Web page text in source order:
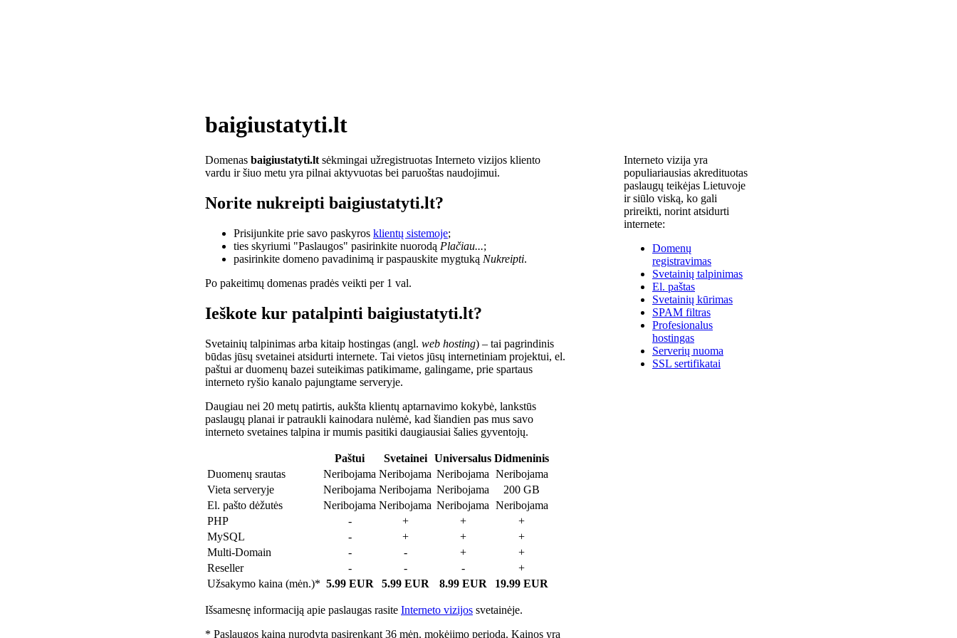
baigiustatyti.lt
Domenas baigiustatyti.lt sėkmingai užregistruotas Interneto vizijos kliento
vardu ir šiuo metu yra pilnai aktyvuotas bei paruoštas naudojimui.
Norite nukreipti baigiustatyti.lt?
Prisijunkite prie savo paskyros klientų sistemoje;
ties skyriumi "Paslaugos" pasirinkite nuorodą Plačiau...;
pasirinkite domeno pavadinimą ir paspauskite mygtuką Nukreipti.
Po pakeitimų domenas pradės veikti per 1 val.
Ieškote kur patalpinti baigiustatyti.lt?
Svetainių talpinimas arba kitaip hostingas (angl. web hosting) – tai pagrindinis
būdas jūsų svetainei atsidurti internete. Tai vietos jūsų internetiniam projektui, el.
paštui ar duomenų bazei suteikimas patikimame, galingame, prie spartaus
interneto ryšio kanalo pajungtame serveryje.
Daugiau nei 20 metų patirtis, aukšta klientų aptarnavimo kokybė, lankstūs
paslaugų planai ir patraukli kainodara nulėmė, kad šiandien pas mus savo
interneto svetaines talpina ir mumis pasitiki daugiausiai šalies gyventojų.
Paštui Svetainei Universalus Didmeninis
Duomenų srautas
Neribojama Neribojama Neribojama Neribojama
Vieta serveryje
Neribojama Neribojama Neribojama
200 GB
El. pašto dėžutės
Neribojama Neribojama Neribojama Neribojama
PHP
- + +
+
MySQL
- + +
+
Multi-Domain
- - +
+
Reseller
- - -
+
Užsakymo kaina (mėn.)* 5.99 EUR 5.99 EUR 8.99 EUR 19.99 EUR
Išsamesnę informaciją apie paslaugas rasite Interneto vizijos svetainėje.
* Paslaugos kaina nurodyta pasirenkant 36 mėn. mokėjimo periodą. Kainos yra
Interneto vizija yra
populiariausias akredituotas
paslaugų teikėjas Lietuvoje
ir siūlo viską, ko gali
prireikti, norint atsidurti
internete:
Domenų
registravimas
Svetainių talpinimas
El. paštas
Svetainių kūrimas
SPAM filtras
Profesionalus
hostingas
Serverių nuoma
SSL sertifikatai